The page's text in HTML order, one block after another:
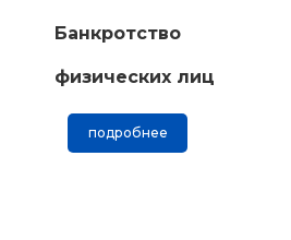
Банкротство
физических лиц
подробнее